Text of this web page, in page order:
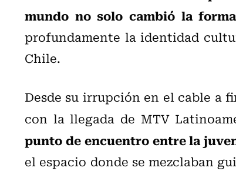
mundo no solo cambió la
profundamente la identidad
Chile.
Desde su irrupción en el cable a
con la llegada de MTV
punto de encuentro entre la
el espacio donde se mezclaban